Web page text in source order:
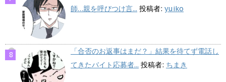
師…親を呼びつけ言... 投稿者: yuiko
「合否のお返事はまだ？」結果を待てず電話し
てきたバイト応募者... 投稿者: ちまき